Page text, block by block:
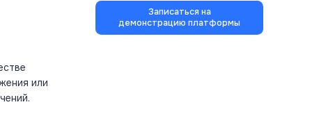
или
Записаться на
демонстрацию платформы